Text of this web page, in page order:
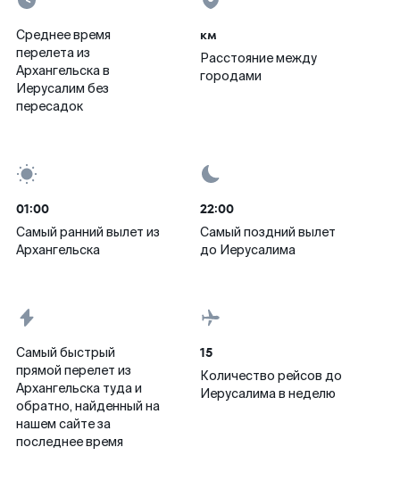
Среднее время
перелета из
Архангельска в
Иерусалим без
пересадок
км
Расстояние между
городами
01:00
Самый ранний вылет из
Архангельска
22:00
Самый поздний вылет
до Иерусалима
Самый быстрый
прямой перелет из
Архангельска туда и
обратно, найденный на
нашем сайте за
последнее время
15
Количество рейсов до
Иерусалима в неделю